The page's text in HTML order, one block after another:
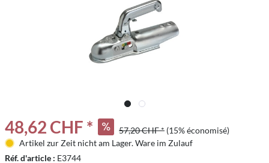
48,62 CHF * 57,20 CHF * (15% économisé)
Artikel zur Zeit nicht am Lager. Ware im Zulauf
Réf. d'article : E3744